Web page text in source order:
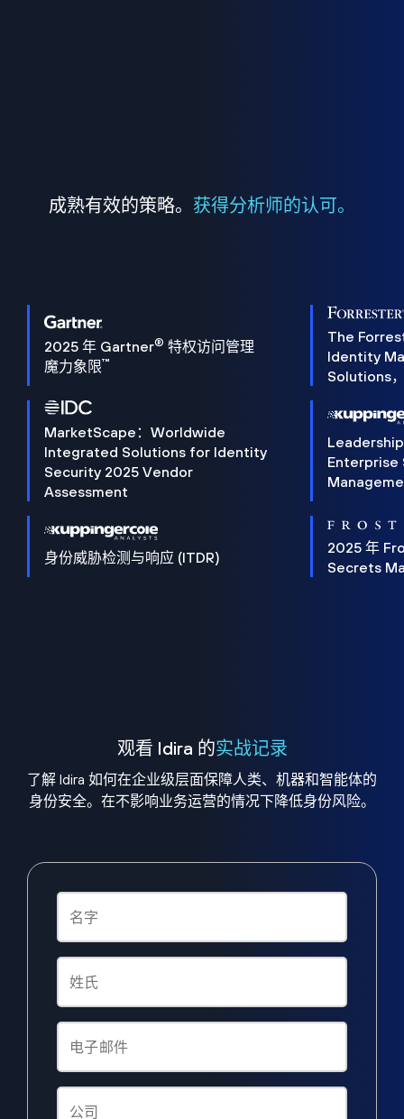
成熟有效的策略。 获得分析师的认可。
2025 年 Gartner® 特权访问管理
魔力象限™
The
Identity
Solutions
MarketScape：Worldwide
Integrated Solutions for Identity
Security 2025 Vendor
Assessment
Enterprise
身份威胁检测与响应 (ITDR)
2025 年
Secrets
观看 Idira 的实战记录
了解 Idira 如何在企业级层面保障人类、机器和智能体的
身份安全。在不影响业务运营的情况下降低身份风险。